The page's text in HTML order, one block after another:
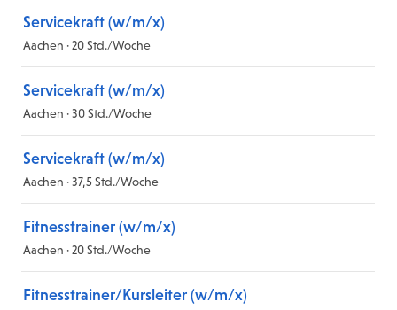
Servicekraft (w/m/x)
Aachen · 20 Std./Woche
Servicekraft (w/m/x)
Aachen · 30 Std./Woche
Servicekraft (w/m/x)
Aachen · 37,5 Std./Woche
Fitnesstrainer (w/m/x)
Aachen · 20 Std./Woche
Fitnesstrainer/Kursleiter (w/m/x)